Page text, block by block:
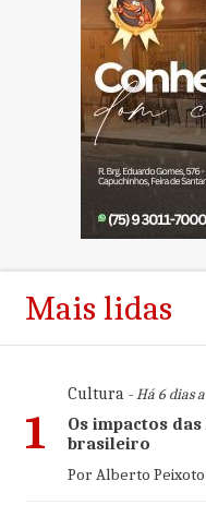
Mais lidas
1
Cultura- Há 6 dias
Os impactos
brasileiro
Por Alberto Peixoto